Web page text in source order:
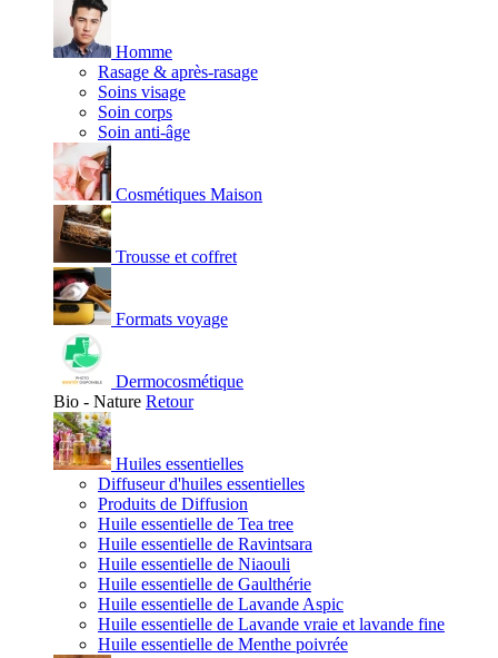
Homme
Rasage & après-rasage
Soins visage
Soin corps
Soin anti-âge
Cosmétiques Maison
Trousse et coffret
Formats voyage
Dermocosmétique
Bio - Nature Retour
Huiles essentielles
Diffuseur d'huiles essentielles
Produits de Diffusion
Huile essentielle de Tea tree
Huile essentielle de Ravintsara
Huile essentielle de Niaouli
Huile essentielle de Gaulthérie
Huile essentielle de Lavande Aspic
Huile essentielle de Lavande vraie et lavande fine
Huile essentielle de Menthe poivrée